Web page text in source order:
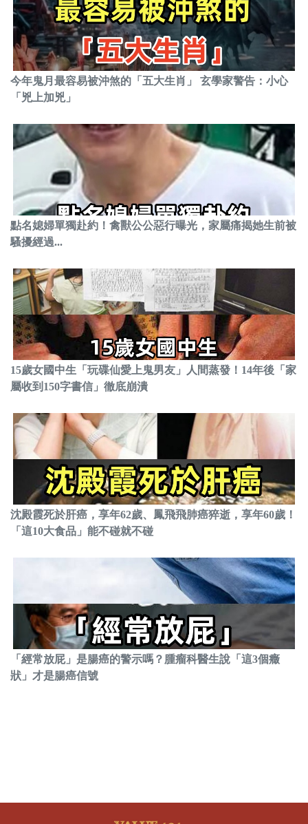
今年鬼月最容易被沖煞的「五大生肖」 玄學家警告：小心
「兇上加兇」
點名媳婦單獨赴約！禽獸公公惡行曝光，家屬痛揭她生前被
騷擾經過...
15歲女國中生「玩碟仙愛上鬼男友」人間蒸發！14年後「家
屬收到150字書信」徹底崩潰
沈殿霞死於肝癌，享年62歲、鳳飛飛肺癌猝逝，享年60歲！
「這10大食品」能不碰就不碰
「經常放屁」是腸癌的警示嗎？腫瘤科醫生說「這3個癥
狀」才是腸癌信號